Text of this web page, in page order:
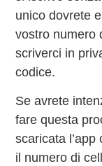
unico dovrete
vostro numero
scriverci in
codice.
Se avrete
fare questa
scaricata
il numero di